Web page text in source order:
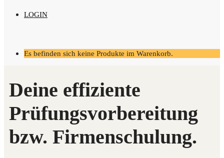
LOGIN
Es befinden sich keine Produkte im Warenkorb.